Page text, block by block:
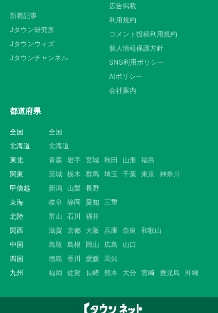
新着記事
Jタウン研究所
Jタウンウィズ
Jタウンチャンネル
広告掲載
利用規約
コメント投稿利用規約
個人情報保護方針
SNS利用ポリシー
AIポリシー
会社案内
都道府県
全国
全国
北海道
北海道
東北
青森 岩手 宮城 秋田 山形 福島
関東
茨城 栃木 群馬 埼玉 千葉 東京 神奈川
甲信越
新潟 山梨
長野
東海
岐阜 静岡 愛知
三重
北陸
富山 石川
福井
関西
滋賀 京都 大阪 兵庫 奈良
和歌山
中国
鳥取 島根 岡山 広島
山口
四国
徳島 香川 愛媛 高知
九州
福岡 佐賀 長崎 熊本 大分 宮崎 鹿児島 沖縄